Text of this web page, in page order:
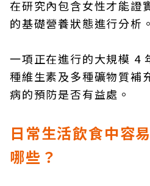
在研究內包含女性才能證
的基礎營養狀態進行分析。
一項正在進行的大規模 4
種維生素及多種礦物質補
病的預防是否有益處。
日常生活飲食中容
哪些？